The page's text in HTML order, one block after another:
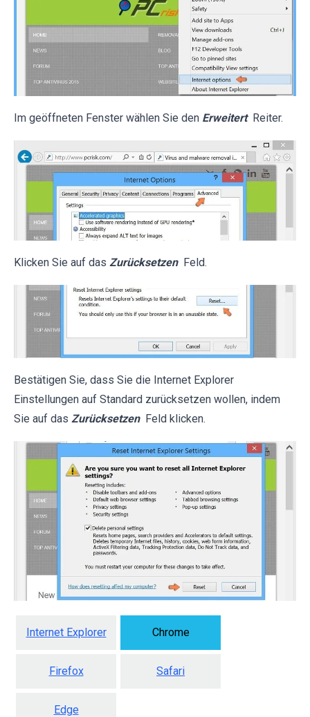
Im geöffneten Fenster wählen Sie den Erweitert Reiter.
Klicken Sie auf das Zurücksetzen Feld.
Bestätigen Sie, dass Sie die Internet Explorer
Einstellungen auf Standard zurücksetzen wollen, indem
Sie auf das Zurücksetzen Feld klicken.
Internet Explorer Chrome
Firefox Safari
Edge